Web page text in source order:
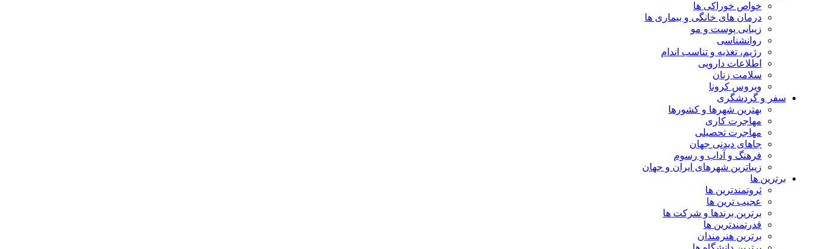
خواص خوراکی ها
درمان های خانگی و بیماری ها
زیبایی پوست و مو
روانشناسی
رژیم، تغذیه و تناسب اندام
اطلاعات دارویی
سلامت زنان
ویروس کرونا
سفر و گردشگری
بهترین شهرها و کشورها
مهاجرت کاری
مهاجرت تحصیلی
جاهای دیدنی جهان
فرهنگ و آداب و رسوم
زیباترین شهرهای ایران و جهان
برترین ها
ثروتمندترین ها
عجیب ترین ها
برترین برندها و شرکت ها
قدرتمندترین ها
برترین هنرمندان